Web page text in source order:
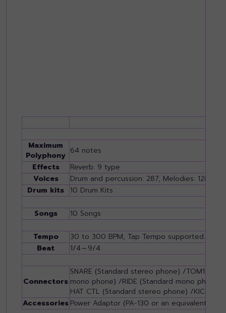
Maximum
Polyphony 64 notes
Effects
Reverb: 9 type
Voices
Drum and percussion: 287, Melodies: 128
Drum kits
10 Drum Kits
Songs 10 Songs
Tempo
30 to 300 BPM, Tap Tempo supported.
Beat
1/4～9/4
Connectors
SNARE (Standard stereo phone) /TOM1
mono phone) /RIDE (Standard mono
HAT CTL (Standard stereo phone) /KICK/
AccessoriesPower Adaptor (PA-130 or an equivalent